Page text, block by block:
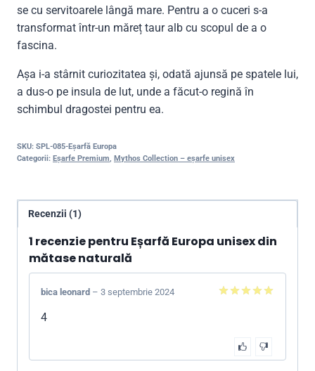
se cu servitoarele lângă mare. Pentru a o cuceri s-a
transformat într-un măreț taur alb cu scopul de a o
fascina.
Așa i-a stârnit curiozitatea și, odată ajunsă pe spatele lui,
a dus-o pe insula de lut, unde a făcut-o regină în
schimbul dragostei pentru ea.
SKU: SPL-085-Eșarfă Europa
Categorii: Eșarfe Premium, Mythos Collection – eșarfe unisex
Recenzii (1)
1 recenzie pentru Eșarfă Europa unisex din
mătase naturală
bica leonard – 3 septembrie 2024
4